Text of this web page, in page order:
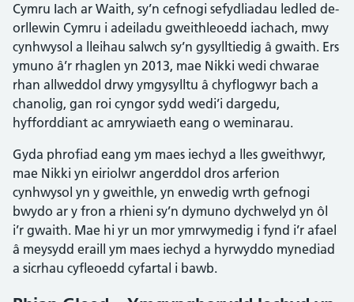
Cymru Iach ar Waith, sy’n cefnogi sefydliadau ledled de-
orllewin Cymru i adeiladu gweithleoedd iachach, mwy
cynhwysol a lleihau salwch sy’n gysylltiedig â gwaith. Ers
ymuno â’r rhaglen yn 2013, mae Nikki wedi chwarae
rhan allweddol drwy ymgysylltu â chyflogwyr bach a
chanolig, gan roi cyngor sydd wedi’i dargedu,
hyfforddiant ac amrywiaeth eang o weminarau.
Gyda phrofiad eang ym maes iechyd a lles gweithwyr,
mae Nikki yn eiriolwr angerddol dros arferion
cynhwysol yn y gweithle, yn enwedig wrth gefnogi
bwydo ar y fron a rhieni sy’n dymuno dychwelyd yn ôl
i’r gwaith. Mae hi yr un mor ymrwymedig i fynd i’r afael
â meysydd eraill ym maes iechyd a hyrwyddo mynediad
a sicrhau cyfleoedd cyfartal i bawb.